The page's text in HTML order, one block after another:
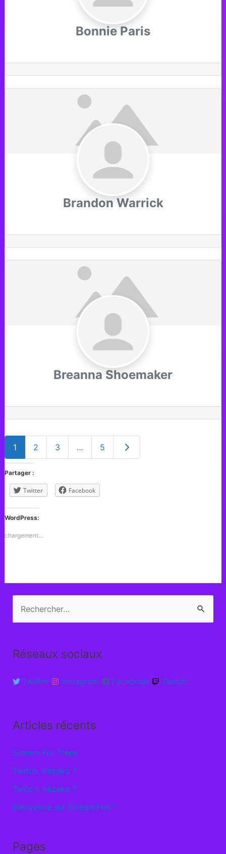
Bonnie Paris
Brandon Warrick
Breanna Shoemaker
1 2 3 … 5 Older posts
Partager :
Twitter Facebook
WordPress:
chargement…
Réseaux sociaux
Twitter Instagram Facebook Twitch
Articles récents
Stream For Trees
Twitch, kézako ?
Twitch, kézako ?
Bienvenue sur Stream’Her !
Pages